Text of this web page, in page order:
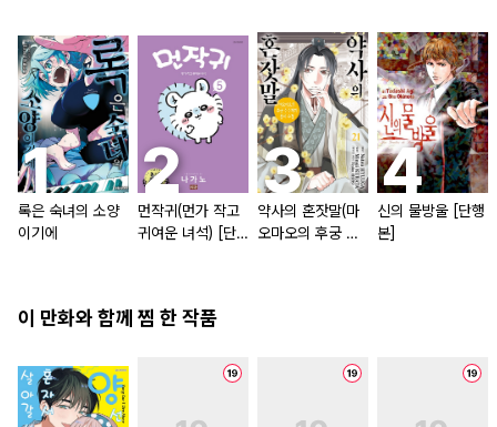
록은 숙녀의 소양
이기에
먼작귀(먼가 작고
귀여운 녀석) [단
약사의 혼잣말(마
오마오의 후궁 수
신의 물방울 [단행
본]
이 만화와 함께 찜 한 작품